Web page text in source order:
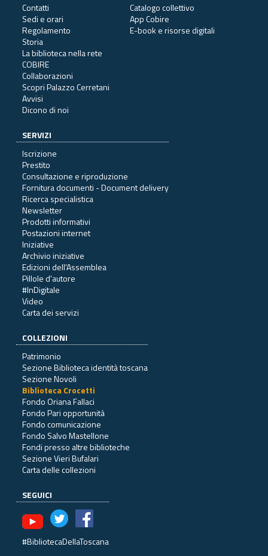
Contatti
Sedi e orari
Regolamento
Storia
La biblioteca nella rete
COBIRE
Collaborazioni
Scopri Palazzo Cerretani
Avvisi
Dicono di noi
Catalogo collettivo
App Cobire
E-book e risorse digitali
SERVIZI
Iscrizione
Prestito
Consultazione e riproduzione
Fornitura documenti - Document delivery
Ricerca specialistica
Newsletter
Prodotti informativi
Postazioni internet
Iniziative
Archivio iniziative
Edizioni dell'Assemblea
Pillole d'autore
#InDigitale
Video
Carta dei servizi
COLLEZIONI
Patrimonio
Sezione Biblioteca identità toscana
Sezione Novoli
Biblioteca Crocetti
Fondo Oriana Fallaci
Fondo Pari opportunità
Fondo comunicazione
Fondo Salvo Mastellone
Fondi presso altre biblioteche
Sezione Vieri Bufalari
Carta delle collezioni
SEGUICI
#BibliotecaDellaToscana